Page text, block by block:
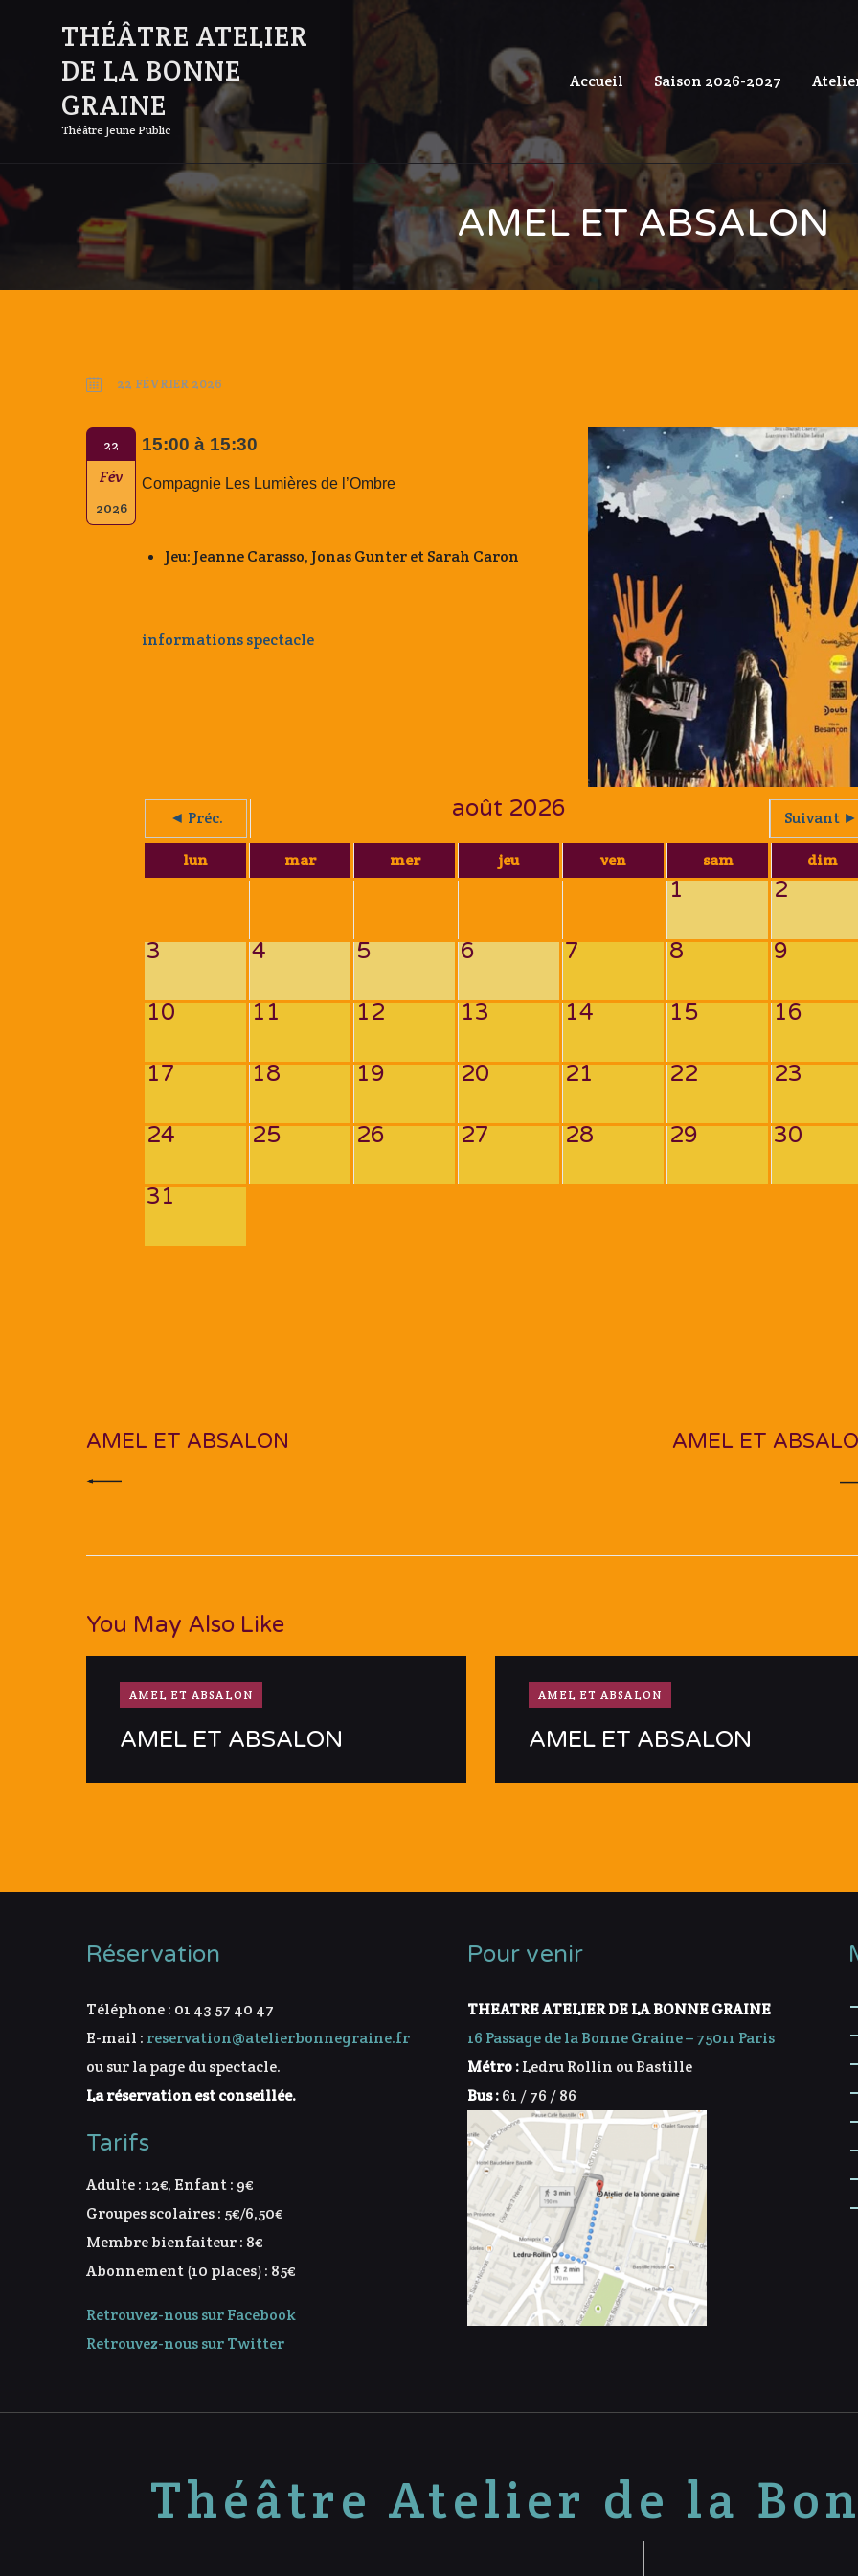
THÉÂTRE ATELIER
DE LA BONNE
GRAINE
Théâtre Jeune Public
Accueil Saison 2026-2027
AMEL ET ABSALON
22 FÉVRIER 2026
22
Fév
2026
15:00 à 15:30
Compagnie Les Lumières de l’Ombre
Jeu: Jeanne Carasso, Jonas Gunter et Sarah Caron
informations spectacle
◄ Préc. août 2026 Suivant ►
lun mar mer jeu ven sam dim
1 2
3 4 5 6 7 8 9
10 11 12 13 14 15 16
17 18 19 20 21 22 23
24 25 26 27 28 29 30
31
l’article
AMEL ET ABSALON AMEL ET
You May Also Like
AMEL ET ABSALON
AMEL ET ABSALON
AMEL ET ABSALON
AMEL ET ABSALON
Réservation
Téléphone : 01 43 57 40 47
E-mail : reservation@atelierbonnegraine.fr
ou sur la page du spectacle.
La réservation est conseillée.
Tarifs
Adulte : 12€, Enfant : 9€
Groupes scolaires : 5€/6,50€
Membre bienfaiteur : 8€
Abonnement (10 places) : 85€
Retrouvez-nous sur Facebook
Retrouvez-nous sur Twitter
Pour venir
THEATRE ATELIER DE LA BONNE GRAINE
16 Passage de la Bonne Graine – 75011 Paris
Métro :Ledru Rollin ou Bastille
Bus :61 / 76 / 86
Théâtre Atelier de la